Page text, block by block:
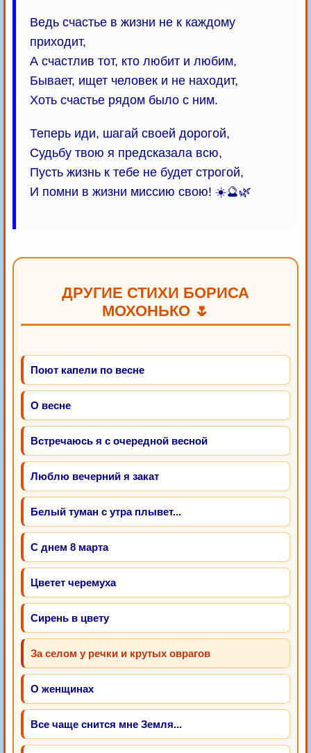
Ведь счастье в жизни не к каждому
приходит,
А счастлив тот, кто любит и любим,
Бывает, ищет человек и не находит,
Хоть счастье рядом было с ним.
Теперь иди, шагай своей дорогой,
Судьбу твою я предсказала всю,
Пусть жизнь к тебе не будет строгой,
И помни в жизни миссию свою! ☀️🔮🌿
ДРУГИЕ СТИХИ БОРИСА
МОХОНЬКО 🌷
Поют капели по весне
О весне
Встречаюсь я с очередной весной
Люблю вечерний я закат
Белый туман с утра плывет...
С днем 8 марта
Цветет черемуха
Сирень в цвету
За селом у речки и крутых оврагов
О женщинах
Все чаще снится мне Земля...